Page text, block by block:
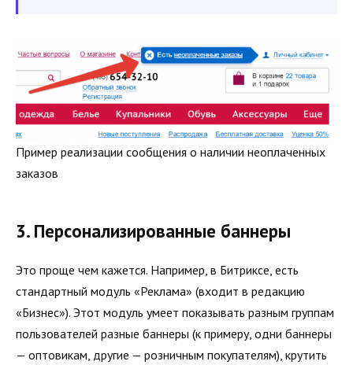
Пример реализации сообщения о наличии неоплаченных
заказов
3. Персонализированные баннеры
Это проще чем кажется. Например, в Битриксе, есть
стандартный модуль «Реклама» (входит в редакцию
«Бизнес»). Этот модуль умеет показывать разным группам
пользователей разные баннеры (к примеру, одни баннеры
— оптовикам, другие — розничным покупателям), крутить